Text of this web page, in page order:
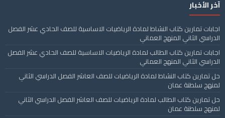
آخر الأخبار
اجابات تمارين كتاب النشاط لمادة الرياضيات الاساسية للصف الحادي عشر الفصل
الدراسي الثاني المنهج العماني
اجابات تمارين كتاب الطالب لمادة الرياضيات الاساسية للصف الحادي عشر الفصل
الدراسي الثاني المنهج العماني
حل تمارين كتاب النشاط لمادة الرياضيات للصف العاشر الفصل الدراسي الثاني
لمنهج سلطنة عمان
حل تمارين كتاب الطالب لمادة الرياضيات للصف العاشر الفصل الدراسي الثاني
لمنهج سلطنة عمان